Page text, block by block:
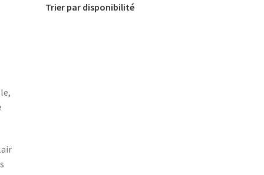
Trier par disponibilité